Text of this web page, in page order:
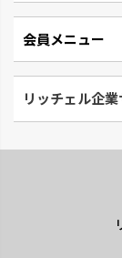
会員メニュー
リッチェル企業